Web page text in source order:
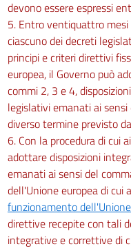
devono essere espressi
5. Entro ventiquattro
ciascuno dei decreti
principi e criteri direttivi
europea, il Governo può
commi 2, 3 e 4,
legislativi emanati ai
diverso termine previsto
6. Con la procedura di cui
adottare disposizioni
emanati ai sensi del
dell'Unione europea di cui
funzionamento
direttive recepite con tali
integrative e correttive di